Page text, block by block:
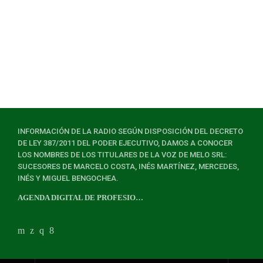
INFORMACIÓN DE LA RADIO SEGÚN DISPOSICIÓN DEL DECRETO
DE LEY 387/2011 DEL PODER EJECUTIVO, DAMOS A CONOCER
LOS NOMBRES DE LOS TITULARES DE LA VOZ DE MELO SRL:
SUCESORES DE MARCELO COSTA, INÉS MARTÍNEZ, MERCEDES,
INÉS Y MIGUEL BENGOCHEA.
AGENDA DIGITAL DE PROFESIONALES